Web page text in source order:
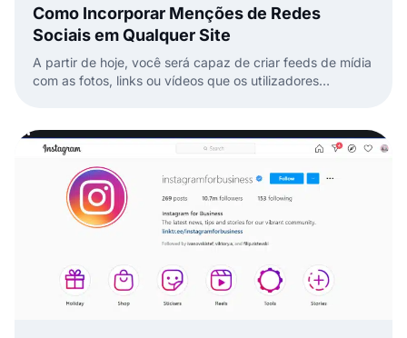
Como Incorporar Menções de Redes
Sociais em Qualquer Site
A partir de hoje, você será capaz de criar feeds de mídia
com as fotos, links ou vídeos que os utilizadores